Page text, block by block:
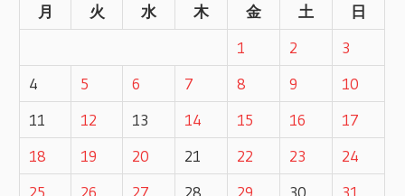
月
火 水 木 金 土 日
1 2
3
4
5 6 7 8 9
10
11
12 13 14 15 16
17
18
19 20 21 22 23
24
25
26 27 28 29 30 31